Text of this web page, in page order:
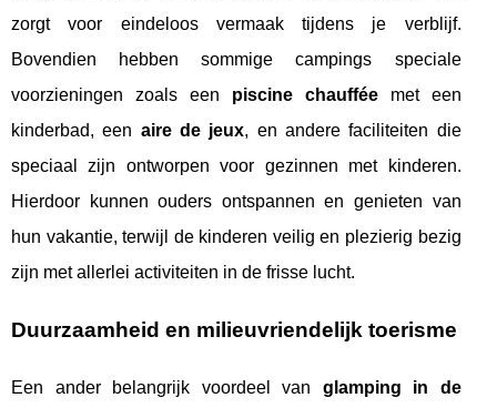
zorgt voor eindeloos vermaak tijdens je verblijf.
Bovendien hebben sommige campings speciale
voorzieningen zoals een piscine chaufféemet een
kinderbad, een aire de jeux, en andere faciliteiten die
speciaal zijn ontworpen voor gezinnen met kinderen.
Hierdoor kunnen ouders ontspannen en genieten van
hun vakantie, terwijl de kinderen veilig en plezierig bezig
zijn met allerlei activiteiten in de frisse lucht.
Duurzaamheid en milieuvriendelijk toerisme
Een ander belangrijk voordeel van glamping in de